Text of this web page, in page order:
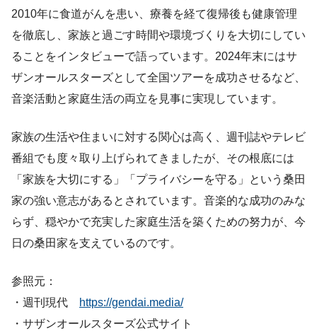
2010年に食道がんを患い、療養を経て復帰後も健康管理
を徹底し、家族と過ごす時間や環境づくりを大切にしてい
ることをインタビューで語っています。2024年末にはサ
ザンオールスターズとして全国ツアーを成功させるなど、
音楽活動と家庭生活の両立を見事に実現しています。
家族の生活や住まいに対する関心は高く、週刊誌やテレビ
番組でも度々取り上げられてきましたが、その根底には
「家族を大切にする」「プライバシーを守る」という桑田
家の強い意志があるとされています。音楽的な成功のみな
らず、穏やかで充実した家庭生活を築くための努力が、今
日の桑田家を支えているのです。
参照元：
・週刊現代
https://gendai.media/
・サザンオールスターズ公式サイト